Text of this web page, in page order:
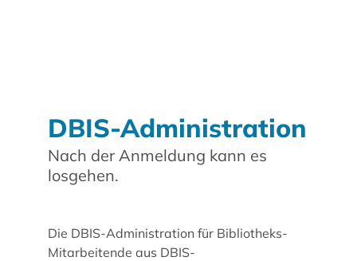
DBIS-Administration
Nach der Anmeldung kann es
losgehen.
Die DBIS-Administration für Bibliotheks-
Mitarbeitende aus DBIS-